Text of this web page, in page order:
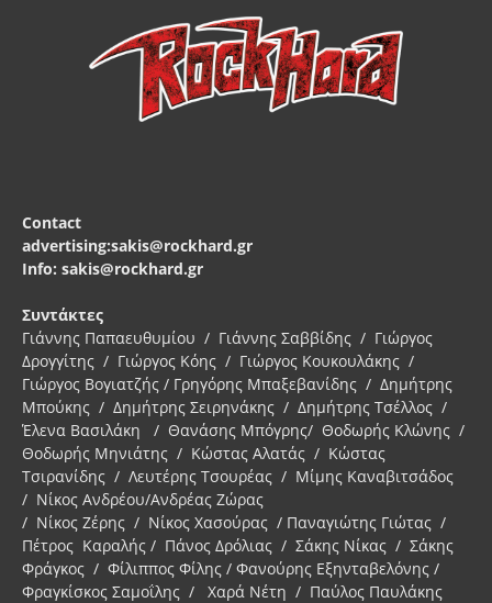
Contact
advertising:sakis@rockhard.gr
Info: sakis@rockhard.gr
Συντάκτες
Γιάννης Παπαευθυμίου / Γιάννης Σαββίδης / Γιώργος
Δρογγίτης / Γιώργος Κόης / Γιώργος Κουκουλάκης /
Γιώργος Βογιατζής / Γρηγόρης Μπαξεβανίδης / Δημήτρης
Μπούκης / Δημήτρης Σειρηνάκης / Δημήτρης Τσέλλος /
Έλενα Βασιλάκη / Θανάσης Μπόγρης/ Θοδωρής Κλώνης /
Θοδωρής Μηνιάτης / Κώστας Αλατάς / Κώστας
Τσιρανίδης / Λευτέρης Τσουρέας / Μίμης Καναβιτσάδος
/ Νίκος Ανδρέου/Ανδρέας Ζώρας
/ Νίκος Ζέρης / Νίκος Χασούρας / Παναγιώτης Γιώτας /
Πέτρος Καραλής / Πάνος Δρόλιας / Σάκης Νίκας / Σάκης
Φράγκος / Φίλιππος Φίλης / Φανούρης Εξηνταβελόνης /
Φραγκίσκος Σαμοΐλης / Χαρά Νέτη / Παύλος Παυλάκης